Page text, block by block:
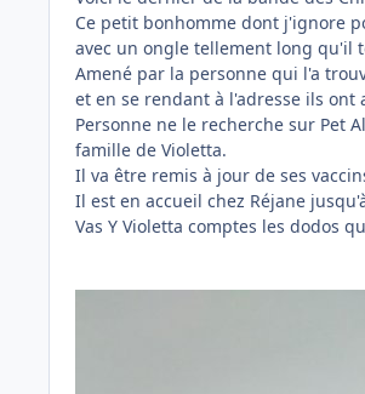
Ce petit bonhomme dont j'ignore
avec un ongle tellement long qu'il
Amené par la personne qui l'a
et en se rendant à l'adresse ils
Personne ne le recherche sur Pet
famille de Violetta.
Il va être remis à jour de ses
Il est en accueil chez Réjane
Vas Y Violetta comptes les dodos